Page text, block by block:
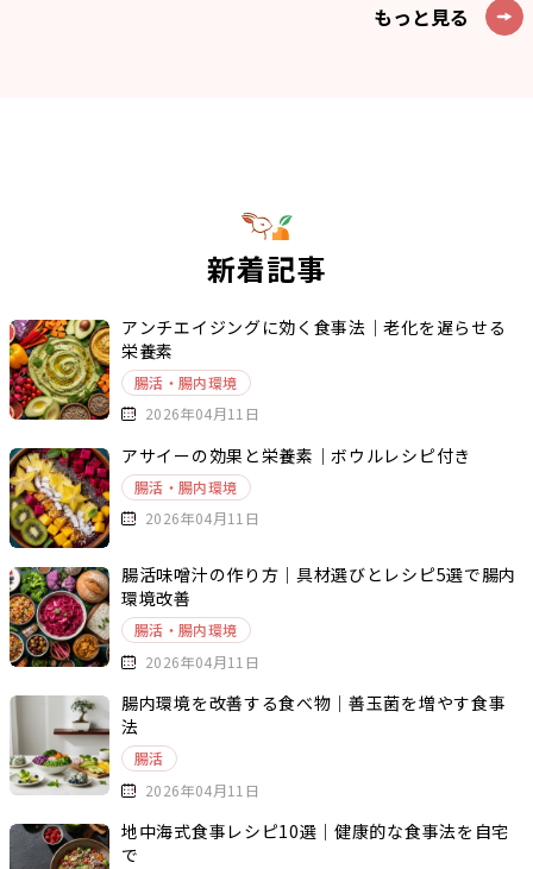
もっと見る
新着記事
アンチエイジングに効く食事法｜老化を遅らせる
栄養素
腸活・腸内環境
2026年04月11日
アサイーの効果と栄養素｜ボウルレシピ付き
腸活・腸内環境
2026年04月11日
腸活味噌汁の作り方｜具材選びとレシピ5選で腸内
環境改善
腸活・腸内環境
2026年04月11日
腸内環境を改善する食べ物｜善玉菌を増やす食事
法
腸活
2026年04月11日
地中海式食事レシピ10選｜健康的な食事法を自宅
で